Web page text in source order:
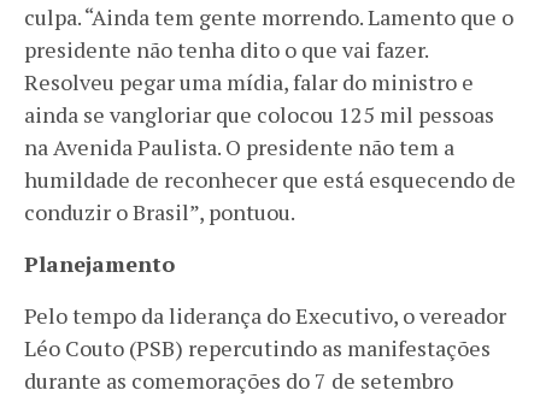
culpa. “Ainda tem gente morrendo. Lamento que o
presidente não tenha dito o que vai fazer.
Resolveu pegar uma mídia, falar do ministro e
ainda se vangloriar que colocou 125 mil pessoas
na Avenida Paulista. O presidente não tem a
humildade de reconhecer que está esquecendo de
conduzir o Brasil”, pontuou.
Planejamento
Pelo tempo da liderança do Executivo, o vereador
Léo Couto (PSB) repercutindo as manifestações
durante as comemorações do 7 de setembro